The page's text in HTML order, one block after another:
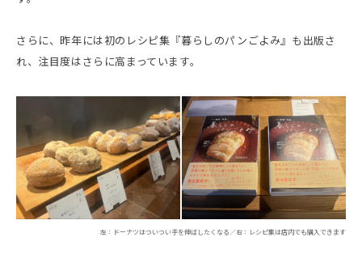
さらに、昨年には初のレシピ集『暮らしのパンごよみ』も出版さ
れ、注目度はさらに高まっています。
左：ドーナツはついつい手を伸ばしたくなる／右：レシピ集は店内でも購入できます